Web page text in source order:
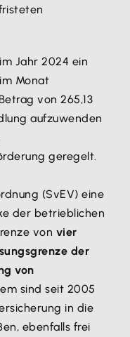
Jahr 2024 ein
Monat
von 265,13
aufzuwenden
geregelt.
(SvEV) eine
der betrieblichen
von vier
der
von
sind seit 2005
in die
ebenfalls frei